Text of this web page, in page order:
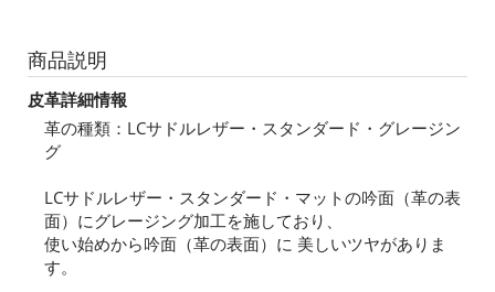
商品説明
皮革詳細情報
革の種類：LCサドルレザー・スタンダード・グレージン
グ
LCサドルレザー・スタンダード・マットの吟面（革の表
面）にグレージング加工を施しており、
使い始めから吟面（革の表面）に 美しいツヤがありま
す。